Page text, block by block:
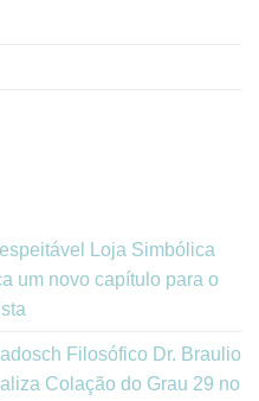
Loja Simbólica
um novo capítulo para o
Filosófico Dr. Braulio
Colação do Grau 29 no